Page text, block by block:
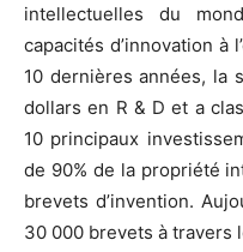
intellectuelles du
capacités d’innovation à
10 dernières années, la
dollars en R & D et a
10 principaux
de 90% de la propriété
brevets d’invention.
30 000 brevets à travers